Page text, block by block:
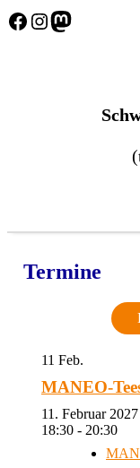
Facebook Instagram Mastodon
Termine
11 Feb.
MANEO-
11. Februar
18:30 - 20:30